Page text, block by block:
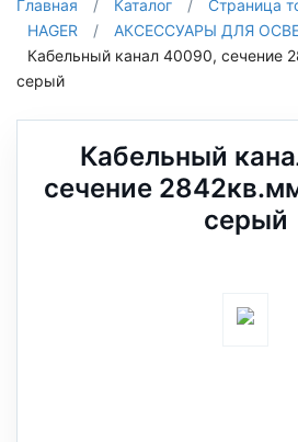
Главная / Каталог / Страница
HAGER
/ АКСЕССУАРЫ ДЛЯ
Кабельный канал 40090, сечение
серый
Кабельный
сечение
серый